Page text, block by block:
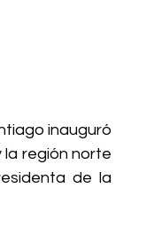
inauguró
la región norte
de la